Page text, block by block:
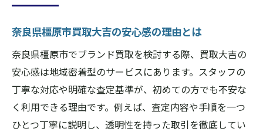
奈良県橿原市買取大吉の安心感の理由とは
奈良県橿原市でブランド買取を検討する際、買取大吉の
安心感は地域密着型のサービスにあります。スタッフの
丁寧な対応や明確な査定基準が、初めての方でも不安な
く利用できる理由です。例えば、査定内容や手順を一つ
ひとつ丁寧に説明し、透明性を持った取引を徹底してい